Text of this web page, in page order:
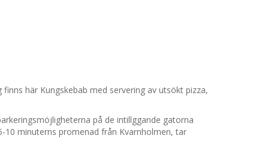
här Kungskebab med servering av utsökt pizza,
på de intillggande gatorna
10 minuterns promenad från Kvarnholmen, tar